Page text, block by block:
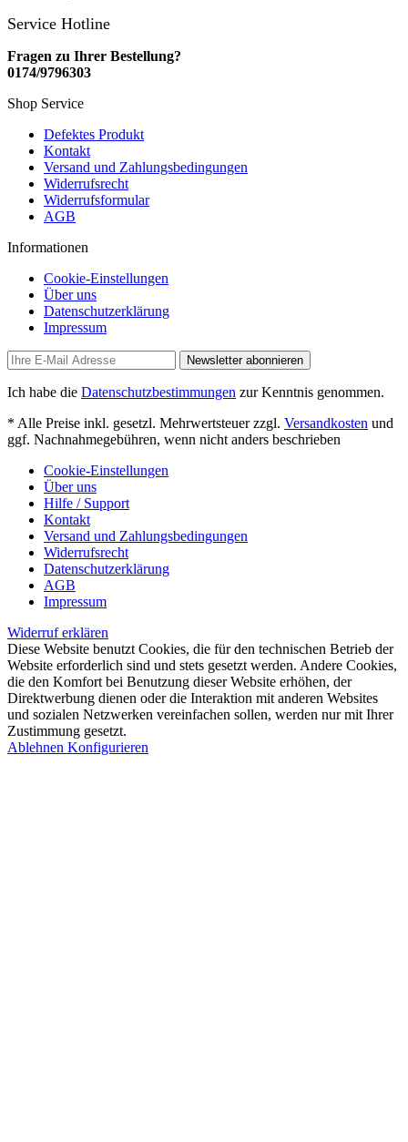
Service Hotline
Fragen zu Ihrer Bestellung?
0174/9796303
Shop Service
Defektes Produkt
Kontakt
Versand und Zahlungsbedingungen
Widerrufsrecht
Widerrufsformular
AGB
Informationen
Cookie-Einstellungen
Über uns
Datenschutzerklärung
Impressum
Newsletter abonnieren
Ich habe die Datenschutzbestimmungen zur Kenntnis genommen.
* Alle Preise inkl. gesetzl. Mehrwertsteuer zzgl. Versandkosten und
ggf. Nachnahmegebühren, wenn nicht anders beschrieben
Cookie-Einstellungen
Über uns
Hilfe / Support
Kontakt
Versand und Zahlungsbedingungen
Widerrufsrecht
Datenschutzerklärung
AGB
Impressum
Widerruf erklären
Diese Website benutzt Cookies, die für den technischen Betrieb der
Website erforderlich sind und stets gesetzt werden. Andere Cookies,
die den Komfort bei Benutzung dieser Website erhöhen, der
Direktwerbung dienen oder die Interaktion mit anderen Websites
und sozialen Netzwerken vereinfachen sollen, werden nur mit Ihrer
Zustimmung gesetzt.
Ablehnen Konfigurieren